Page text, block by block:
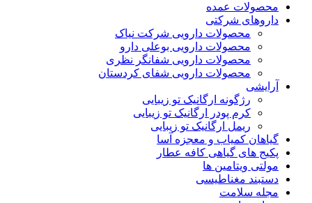
محصولات عمده
داروهای شرکتی
محصولات دارویی شرکت نیاک
محصولات دارویی بوعلی دارو
محصولات دارویی شفانگر نظری
محصولات دارویی شفای کردستان
آرایشی
رژگونه ارگانیک تو زیبایی
کرم پودر ارگانیک تو زیبایی
ریمل ارگانیک تو زیبایی
گیاهان کمیاب و معجزه آسا
پکیج های گیاهی کافه عطار
مولتی ویتامین ها
دستبند مغناطیسی
مجله سلامت